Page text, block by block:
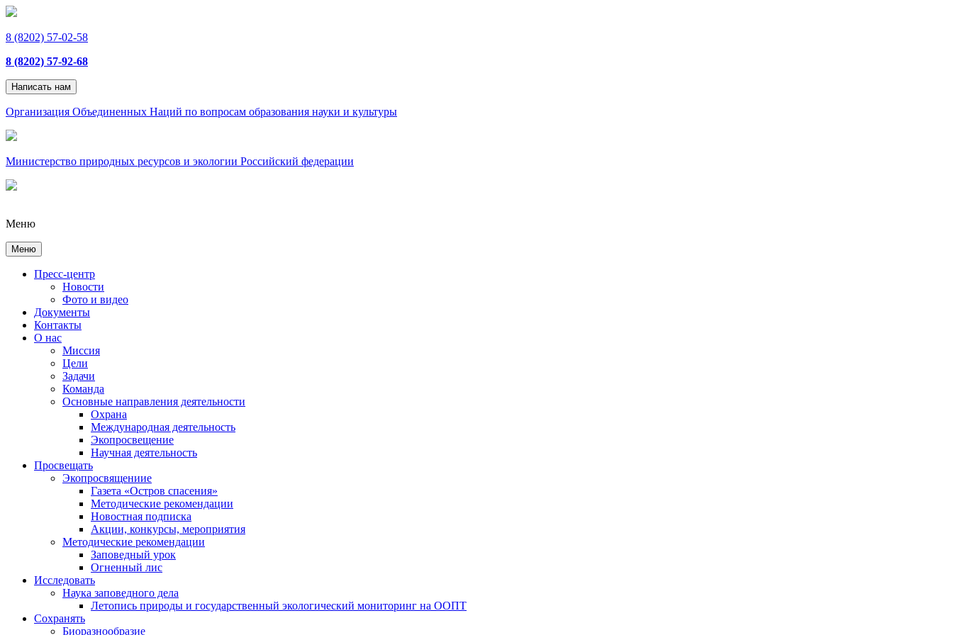
8 (8202) 57-02-58
8 (8202) 57-92-68
Написать нам
Организация Объединенных Наций по вопросам образования науки и культуры
Министерство природных ресурсов и экологии Российский федерации
Меню
Меню
Пресс-центр
Новости
Фото и видео
Документы
Контакты
О нас
Миссия
Цели
Задачи
Команда
Основные направления деятельности
Охрана
Международная деятельность
Экопросвещение
Научная деятельность
Просвещать
Экопросвящениие
Газета «Остров спасения»
Методические рекомендации
Новостная подписка
Акции, конкурсы, мероприятия
Методические рекомендации
Заповедный урок
Огненный лис
Исследовать
Наука заповедного дела
Летопись природы и государственный экологический мониторинг на ООПТ
Сохранять
Биоразнообразие